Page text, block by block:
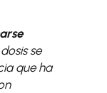
se
que ha